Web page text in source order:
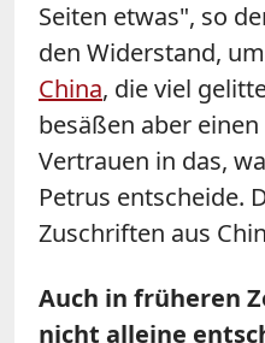
Seiten etwas", so
den Widerstand,
China, die viel
besäßen aber
Vertrauen in das,
Petrus entscheide.
Zuschriften aus
Auch in früheren
nicht alleine